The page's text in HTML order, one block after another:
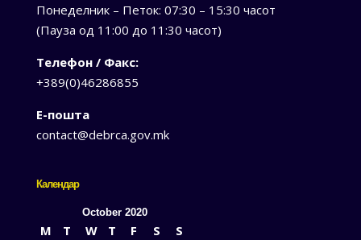
Понеделник – Петок: 07:30 – 15:30 часот
(Пауза од 11:00 до 11:30 часот)
Телефон / Факс:
+389(0)46286855
Е-пошта
contact@debrca.gov.mk
Календар
October 2020
M T W T F S
S